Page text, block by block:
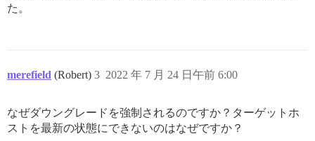
た。
merefield (Robert) 2022 年 7 月 24 日午前 6:00
3
なぜダウングレードを強制されるのですか？ターゲットホ
ストを最新の状態にできないのはなぜですか？